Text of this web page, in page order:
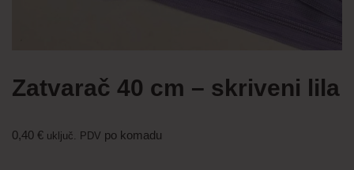
Zatvarač 40 cm – skriveni lila
0,40 € uključ. PDV po komadu